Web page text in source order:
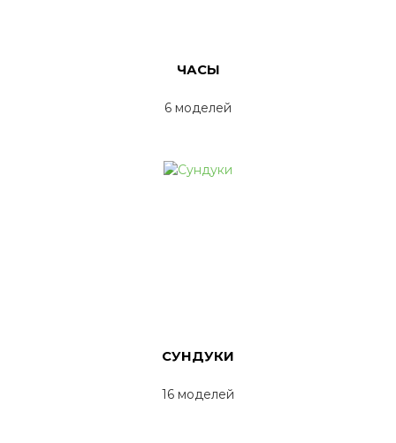
ЧАСЫ
6 моделей
СУНДУКИ
16 моделей